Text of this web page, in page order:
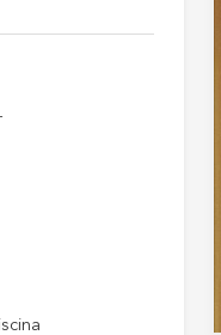
Piscina